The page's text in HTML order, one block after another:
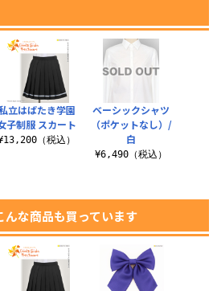
立はばたき学園
子制服 スカート
（税込）
ベーシックシャツ
（ポケットなし）/
白
¥6,490（税込）
んな商品も買っています